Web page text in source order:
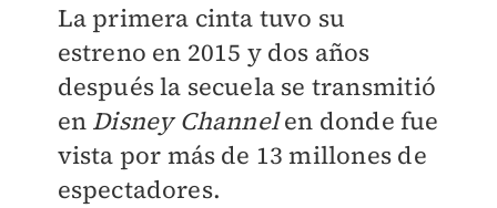
La primera cinta tuvo su
estreno en 2015 y dos años
después la secuela se transmitió
en Disney Channelen donde fue
vista por más de 13 millones de
espectadores.